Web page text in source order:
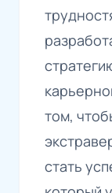
том,
стать